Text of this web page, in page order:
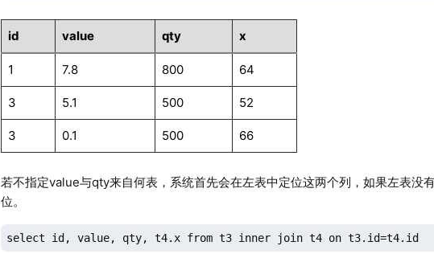
id value qty x
1 7.8 800 64
3 5.1 500 52
3 0.1 500 66
若不指定value与qty来自何表，系统首先会在左表中定位这两个列，如果左表没
位。
select id, value, qty, t4.x from t3 inner join t4 on t3.id=t4.id